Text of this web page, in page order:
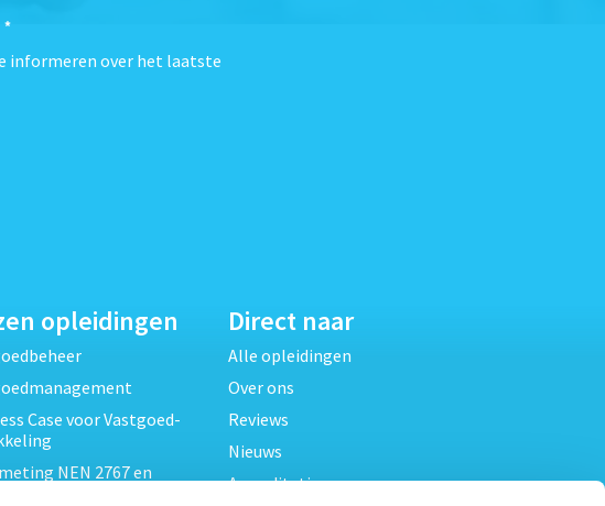
*
informeren over het laatste
opleidingen
Case voor Vastgoed-
NEN 2767 en
Direct naar
Alle opleidingen
Over ons
Reviews
Nieuws
Accreditaties